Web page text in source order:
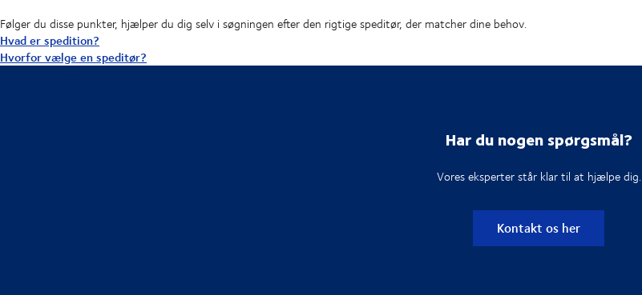
Følger du disse punkter, hjælper du dig selv i søgningen efter den rigtige speditør, der matcher dine behov.
Hvad er spedition?
Hvorfor vælge en speditør?
Har du nogen spørgsmål?
Vores eksperter står klar til at hjælpe dig.
Kontakt os her